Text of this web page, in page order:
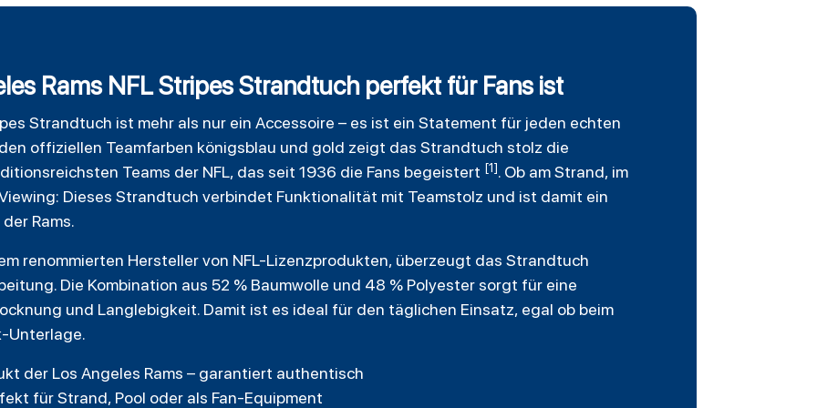
Rams NFL Stripes Strandtuch perfekt für Fans ist
Strandtuch ist mehr als nur ein Accessoire – es ist ein Statement für jeden echten
offiziellen Teamfarben königsblau und gold zeigt das Strandtuch stolz die
Teams der NFL, das seit 1936 die Fans begeistert [1]. Ob am Strand, im
Dieses Strandtuch verbindet Funktionalität mit Teamstolz und ist damit ein
Rams.
renommierten Hersteller von NFL-Lizenzprodukten, überzeugt das Strandtuch
Die Kombination aus 52 % Baumwolle und 48 % Polyester sorgt für eine
und Langlebigkeit. Damit ist es ideal für den täglichen Einsatz, egal ob beim
Unterlage.
der Los Angeles Rams – garantiert authentisch
für Strand, Pool oder als Fan-Equipment